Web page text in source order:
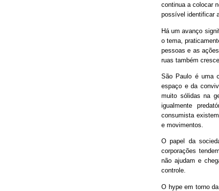
continua a colocar
possível identificar
Há um avanço
o tema,
pessoas e as
ruas também
São Paulo é uma
espaço e da
muito sólidas na
igualmente
consumista
e movimentos.
O papel da
corporações
não ajudam e
controle.
O hype em torno